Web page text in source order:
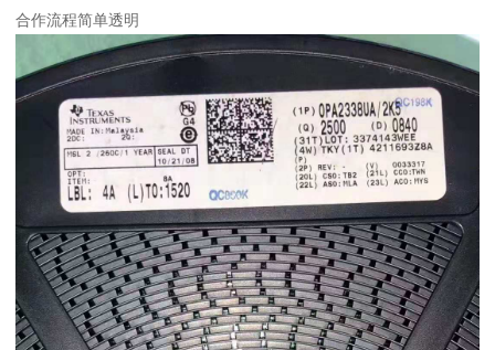
合作流程简单透明